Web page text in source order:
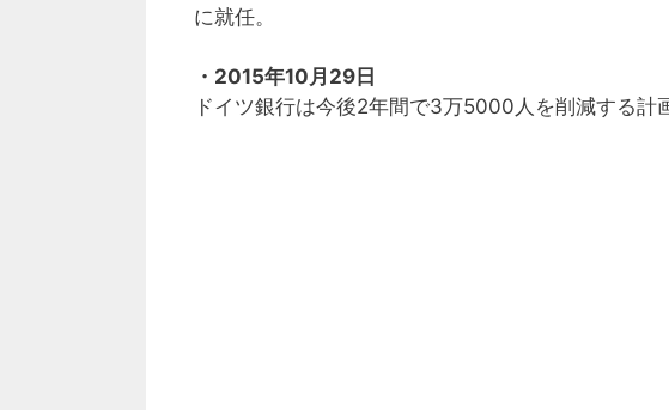
に就任。
・2015年10月29日
ドイツ銀行は今後2年間で3万5000人を削減する計